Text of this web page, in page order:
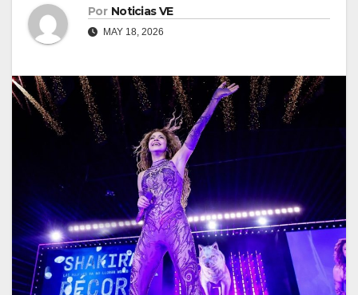
Por Noticias VE
MAY 18, 2026